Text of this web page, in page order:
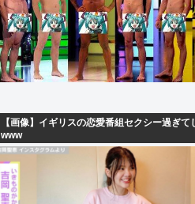
【画像】イギリスの恋愛番組セクシー過ぎて
www